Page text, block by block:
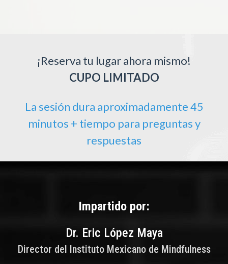
¡Reserva tu lugar ahora mismo!
CUPO LIMITADO
La sesión dura aproximadamente 45
minutos + tiempo para preguntas y
respuestas
Impartido por:
Dr. Eric López Maya
Director del Instituto Mexicano de Mindfulness